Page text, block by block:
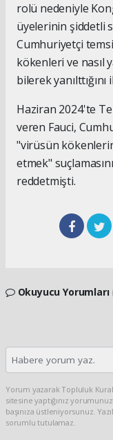
rolü nedeniyle
üyelerinin şiddetli
Cumhuriyetçi
kökenleri ve nasıl
bilerek
Haziran 2024'te
veren Fauci,
"virüsün
etmek"
reddetmişti.
Okuyucu Yorumları
Yorum yazarak Topluluk
sitesine yaptığınız
başınıza üstleniyorsunuz.
sorumlu tutulamaz.